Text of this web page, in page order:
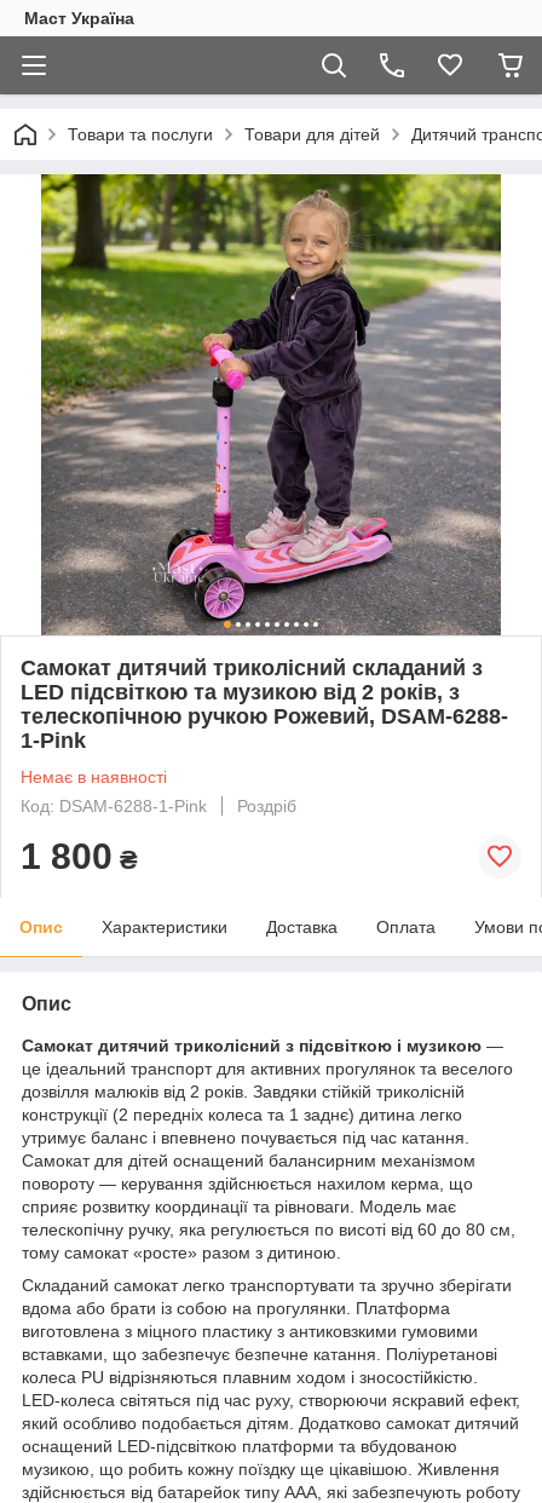
Маст Україна
Товари та послуги Товари для дітей Дитячий
Самокат дитячий триколісний складаний з
LED підсвіткою та музикою від 2 років, з
телескопічною ручкою Рожевий, DSAM-6288-
1-Pink
Немає в наявності
Код: DSAM-6288-1-Pink
Роздріб
1 800 ₴
Опис Характеристики Доставка Оплата Умови
Опис
Самокат дитячий триколісний з підсвіткою і музикою —
це ідеальний транспорт для активних прогулянок та веселого
дозвілля малюків від 2 років. Завдяки стійкій триколісній
конструкції (2 передніх колеса та 1 заднє) дитина легко
утримує баланс і впевнено почувається під час катання.
Самокат для дітей оснащений балансирним механізмом
повороту — керування здійснюється нахилом керма, що
сприяє розвитку координації та рівноваги. Модель має
телескопічну ручку, яка регулюється по висоті від 60 до 80 см,
тому самокат «росте» разом з дитиною.
Складаний самокат легко транспортувати та зручно зберігати
вдома або брати із собою на прогулянки. Платформа
виготовлена з міцного пластику з антиковзкими гумовими
вставками, що забезпечує безпечне катання. Поліуретанові
колеса PU відрізняються плавним ходом і зносостійкістю.
LED-колеса світяться під час руху, створюючи яскравий ефект,
який особливо подобається дітям. Додатково самокат дитячий
оснащений LED-підсвіткою платформи та вбудованою
музикою, що робить кожну поїздку ще цікавішою. Живлення
здійснюється від батарейок типу AAA, які забезпечують роботу